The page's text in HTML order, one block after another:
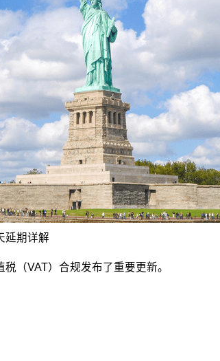
延期详解
（VAT）合规发布了重要更新。